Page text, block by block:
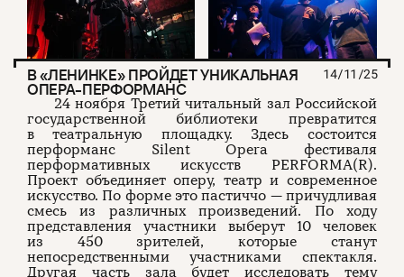
В «ЛЕНИНКЕ» ПРОЙДЕТ УНИКАЛЬНАЯ
ОПЕРА-ПЕРФОРМАНС
14/11/25
24 ноября Третий читальный зал Российской
государственной библиотеки превратится
в театральную площадку. Здесь состоится
перформанс Silent Opera фестиваля
перформативных искусств PERFORMA(R).
Проект объединяет оперу, театр и современное
искусство. По форме это пастиччо — причудливая
смесь из различных произведений. По ходу
представления участники выберут 10 человек
из 450 зрителей, которые станут
непосредственными участниками спектакля.
Другая часть зала будет исследовать тему